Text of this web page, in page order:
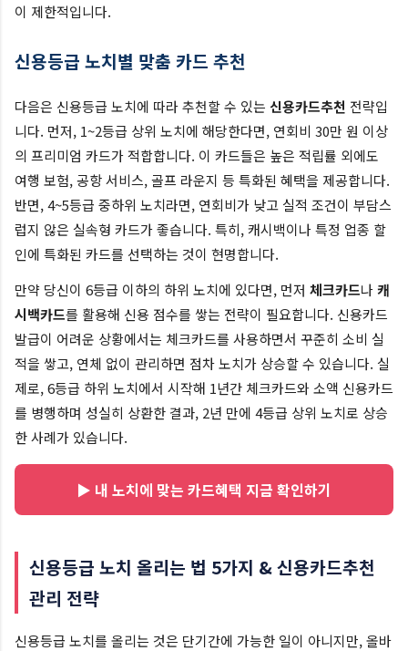
이 제한적입니다.
신용등급 노치별 맞춤 카드 추천
다음은 신용등급 노치에 따라 추천할 수 있는 신용카드추천 전략입
니다. 먼저, 1~2등급 상위 노치에 해당한다면, 연회비 30만 원 이상
의 프리미엄 카드가 적합합니다. 이 카드들은 높은 적립률 외에도
여행 보험, 공항 서비스, 골프 라운지 등 특화된 혜택을 제공합니다.
반면, 4~5등급 중하위 노치라면, 연회비가 낮고 실적 조건이 부담스
럽지 않은 실속형 카드가 좋습니다. 특히, 캐시백이나 특정 업종 할
인에 특화된 카드를 선택하는 것이 현명합니다.
만약 당신이 6등급 이하의 하위 노치에 있다면, 먼저 체크카드나캐
시백카드를 활용해 신용 점수를 쌓는 전략이 필요합니다. 신용카드
발급이 어려운 상황에서는 체크카드를 사용하면서 꾸준히 소비 실
적을 쌓고, 연체 없이 관리하면 점차 노치가 상승할 수 있습니다. 실
제로, 6등급 하위 노치에서 시작해 1년간 체크카드와 소액 신용카드
를 병행하며 성실히 상환한 결과, 2년 만에 4등급 상위 노치로 상승
한 사례가 있습니다.
▶ 내 노치에 맞는 카드혜택 지금 확인하기
신용등급 노치 올리는 법 5가지 & 신용카드추천
관리 전략
신용등급 노치를 올리는 것은 단기간에 가능한 일이 아니지만, 올바